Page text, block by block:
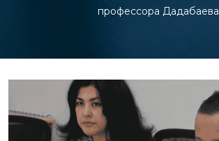
профессора Дадабаева